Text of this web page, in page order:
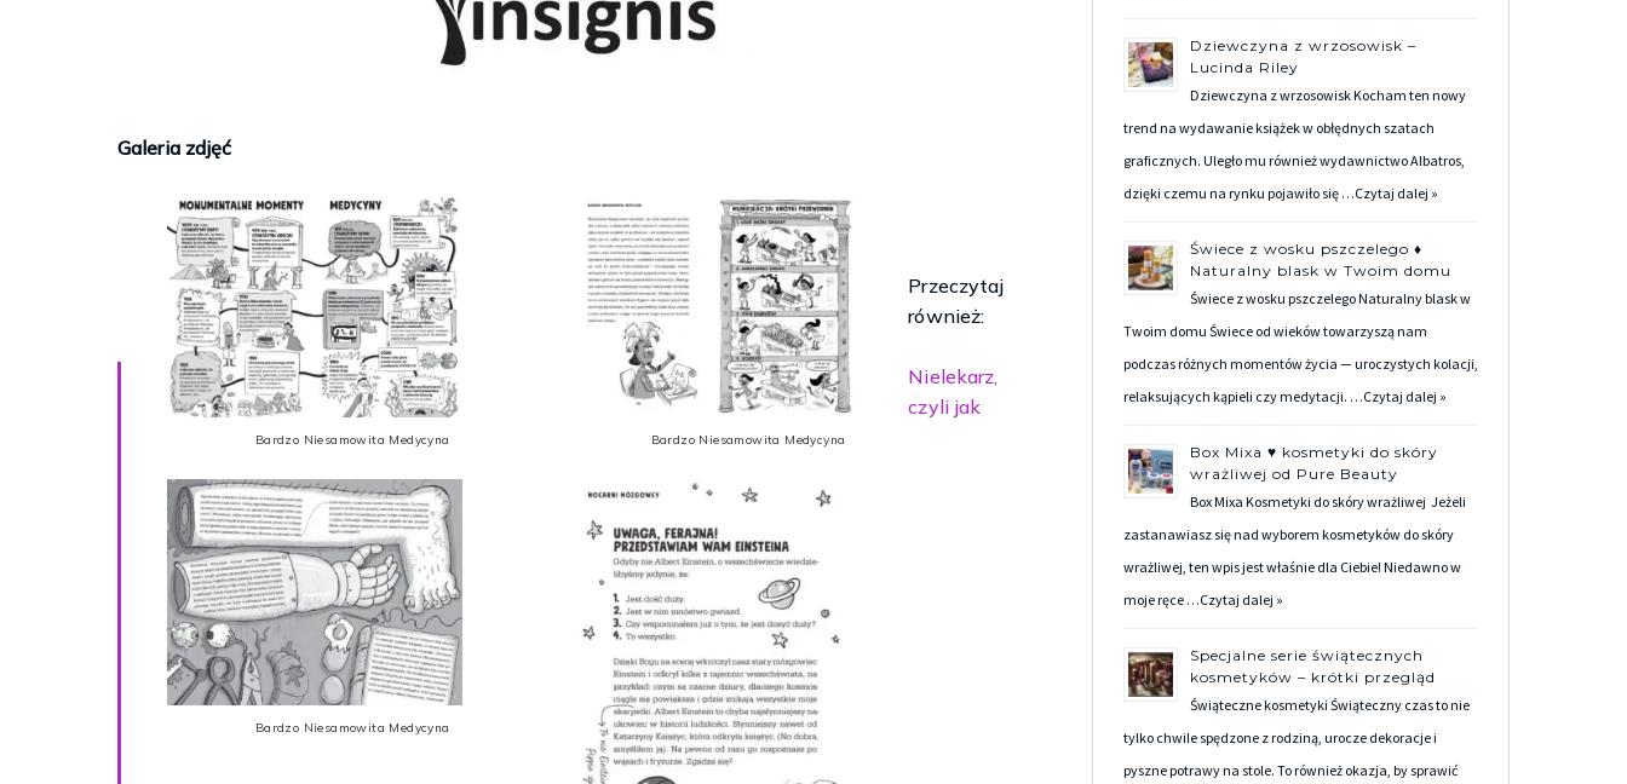
Galeria zdjęć
Bardzo Niesamowita Medycyna Bardzo Niesamowita Medycyna
Bardzo Niesamowita Medycyna
Przeczytaj
również:
Nielekarz,
czyli jak
Dziewczyna z wrzosowisk –
Lucinda Riley
Dziewczyna z wrzosowisk Kocham ten nowy
trend na wydawanie książek w obłędnych szatach
graficznych. Uległo mu również wydawnictwo Albatros,
dzięki czemu na rynku pojawiło się …Czytaj dalej »
Świece z wosku pszczelego ♦
Naturalny blask w Twoim domu
Świece z wosku pszczelego Naturalny blask w
Twoim domu Świece od wieków towarzyszą nam
podczas różnych momentów życia — uroczystych kolacji,
relaksujących kąpieli czy medytacji. …Czytaj dalej »
Box Mixa ♥ kosmetyki do skóry
wrażliwej od Pure Beauty
Box Mixa Kosmetyki do skóry wrażliwej Jeżeli
zastanawiasz się nad wyborem kosmetyków do skóry
wrażliwej, ten wpis jest właśnie dla Ciebie! Niedawno w
moje ręce …Czytaj dalej »
Specjalne serie świątecznych
kosmetyków – krótki przegląd
Świąteczne kosmetyki Świąteczny czas to nie
tylko chwile spędzone z rodziną, urocze dekoracje i
pyszne potrawy na stole. To również okazja, by sprawić